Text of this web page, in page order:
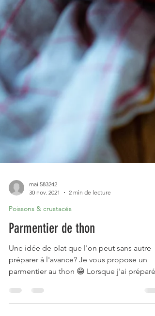
mail583242
Poissons & crustacés
Parmentier de thon
Une idée de plat que l'on peut sans autre